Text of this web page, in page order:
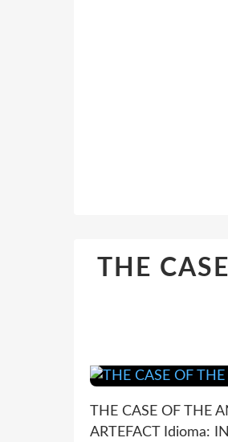
THE
THE CASE OF THE
ARTEFACT Idioma: